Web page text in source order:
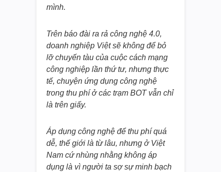
mình.
Trên báo đài ra rả công nghệ 4.0,
doanh nghiệp Việt sẽ không để bỏ
lỡ chuyến tàu của cuộc cách mạng
công nghiệp lần thứ tư, nhưng thực
tế, chuyện ứng dụng công nghệ
trong thu phí ở các trạm BOT vẫn chỉ
là trên giấy.
Áp dụng công nghệ để thu phí quá
dễ, thế giới là từ lâu, nhưng ở Việt
Nam cứ nhùng nhằng không áp
dụng là vì người ta sợ sự minh bạch